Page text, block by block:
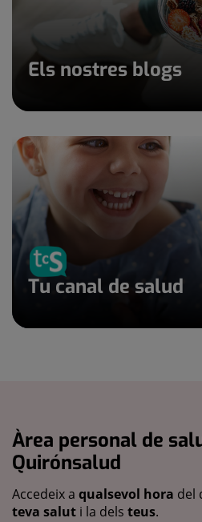
Els nostres blogs
Tu canal de salud
Àrea personal de
Quirónsalud
Accedeix a qualsevol hora del
teva salut i la dels teus.